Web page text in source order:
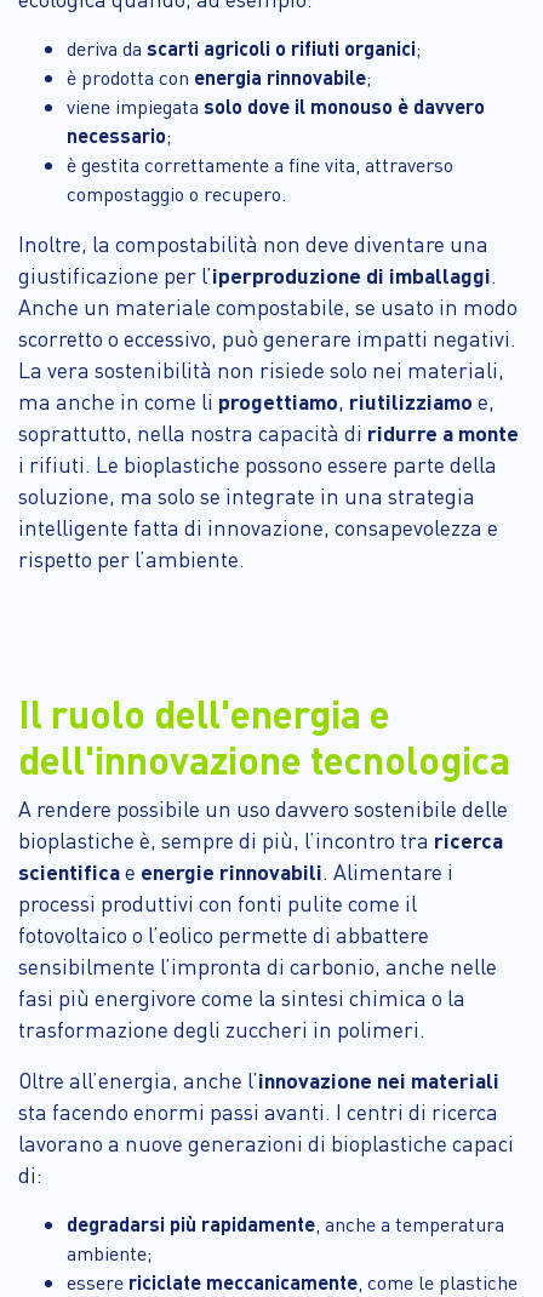
deriva da scarti agricoli o rifiuti organici;
è prodotta con energia rinnovabile;
viene impiegata solo dove il monouso è davvero
necessario;
è gestita correttamente a fine vita, attraverso
compostaggio o recupero.
Inoltre, la compostabilità non deve diventare una
giustificazione per l’iperproduzione di imballaggi.
Anche un materiale compostabile, se usato in modo
scorretto o eccessivo, può generare impatti negativi.
La vera sostenibilità non risiede solo nei materiali,
ma anche in come li progettiamo, riutilizziamo e,
soprattutto, nella nostra capacità di ridurre a monte
i rifiuti. Le bioplastiche possono essere parte della
soluzione, ma solo se integrate in una strategia
intelligente fatta di innovazione, consapevolezza e
rispetto per l’ambiente.
Il ruolo dell'energia e
dell'innovazione tecnologica
A rendere possibile un uso davvero sostenibile delle
bioplastiche è, sempre di più, l’incontro tra ricerca
scientificae energie rinnovabili. Alimentare i
processi produttivi con fonti pulite come il
fotovoltaico o l’eolico permette di abbattere
sensibilmente l’impronta di carbonio, anche nelle
fasi più energivore come la sintesi chimica o la
trasformazione degli zuccheri in polimeri.
Oltre all’energia, anche l’innovazione nei materiali
sta facendo enormi passi avanti. I centri di ricerca
lavorano a nuove generazioni di bioplastiche capaci
di:
degradarsi più rapidamente, anche a temperatura
ambiente;
essere riciclate meccanicamente, come le plastiche